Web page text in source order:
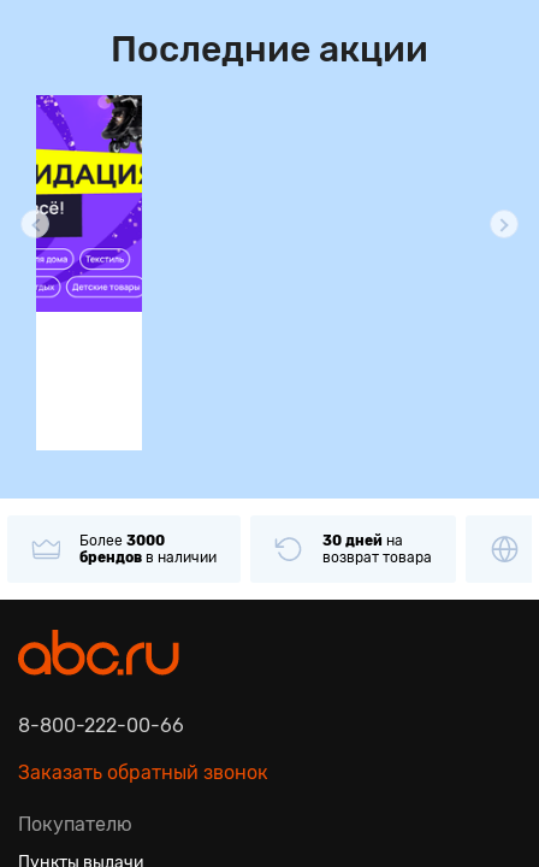
Последние акции
Более 3000
брендов в наличии
30 дней на
возврат товара
8-800-222-00-66
Заказать обратный звонок
Покупателю